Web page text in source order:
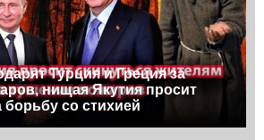
Турция и Греция за
нищая Якутия просит
борьбу со стихией